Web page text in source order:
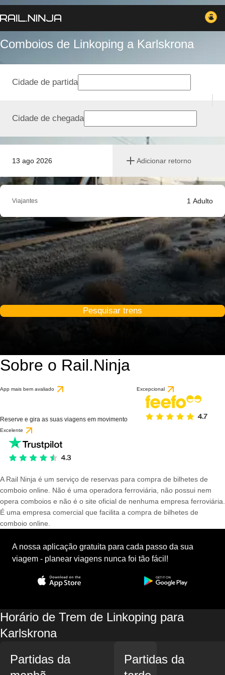
Comboios de Linkoping a Karlskrona
13 ago 2026 Adicionar retorno
Cidade de partida
Cidade de chegada
Viajantes 1 Adulto
Pesquisar trens
Sobre o Rail.Ninja
App mais bem avaliado
Reserve e gira as suas viagens em movimento
Excepcional
Excelente
A Rail Ninja é um serviço de reservas para compra de bilhetes de
comboio online. Não é uma operadora ferroviária, não possui nem
opera comboios e não é o site oficial de nenhuma empresa ferroviária.
É uma empresa comercial que facilita a compra de bilhetes de
comboio online.
A nossa aplicação gratuita para cada passo da sua
viagem - planear viagens nunca foi tão fácil!
Horário de Trem de Linkoping para
Karlskrona
Partidas da
Partidas da